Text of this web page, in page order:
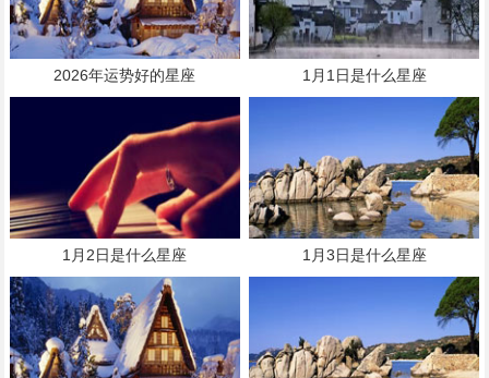
2026年运势好的星座 1月1日是什么星座
1月2日是什么星座 1月3日是什么星座